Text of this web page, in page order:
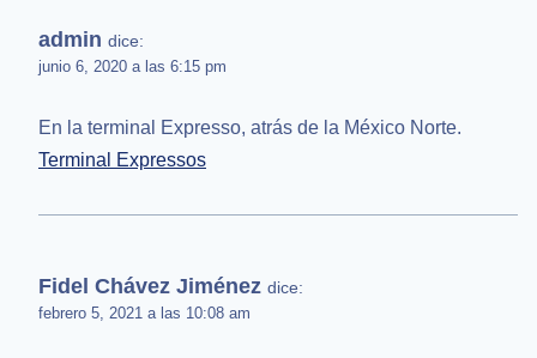
admin dice:
junio 6, 2020 a las 6:15 pm
En la terminal Expresso, atrás de la México Norte.
Terminal Expressos
Fidel Chávez Jiménez dice:
febrero 5, 2021 a las 10:08 am